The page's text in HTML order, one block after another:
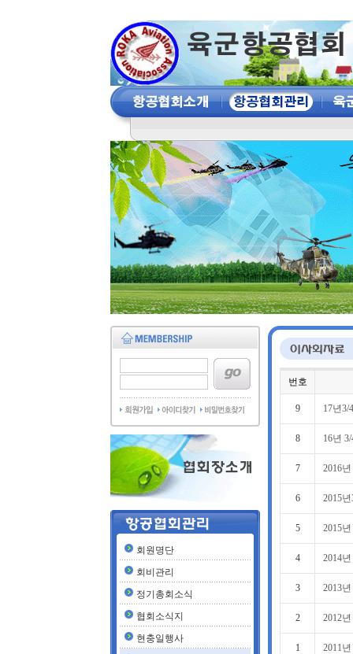
회원명단
회비관리
정기총회소식
협회소식지
현충일행사
번호
9 17년3/
8 16년
7 2016
6 2015
5 2015
4 2014
3 2013
2 2012
1 2011